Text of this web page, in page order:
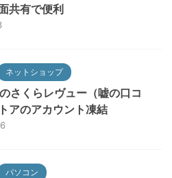
共有で便利
ネットショップ
さくらレヴュー（嘘の口コ
アのアカウント凍結
パソコン